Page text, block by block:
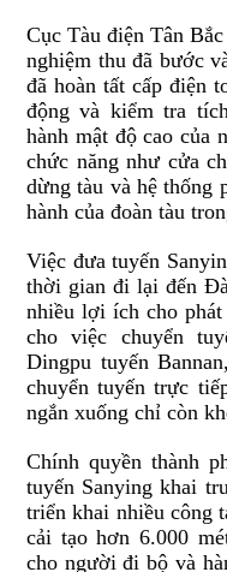
Cục Tàu điệnTân
nghiệm thu đã bước
đã hoàn tất cấp điện
độngvà kiểm tra
hành mật độ cao của
chức năng như cửa
dừng tàu và hệ thống
hành của đoàn tàu
Việc đưa tuyến
thời gian đi lại đến
nhiều lợi ích cho
cho việc chuyển
Dingpu tuyến
chuyển tuyến trực
ngắn xuống chỉ còn
Chính quyền thành
tuyến Sanying khai
triển khai nhiều công
cải tạo hơn 6.000
cho người đi bộ và